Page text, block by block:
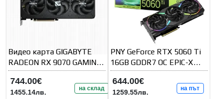
Видео карта GIGABYTE
RADEON RX 9070 GAMING
OC 16GB GDDR6
744.00€
1455.14лв. на склад
PNY GeForce RTX 5060 Ti
16GB GDDR7 OC EPIC-X
RGB Triple Fan
644.00€
1259.55лв. на път